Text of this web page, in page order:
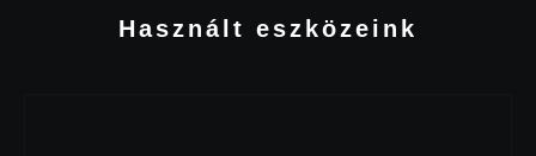
Használt eszközeink